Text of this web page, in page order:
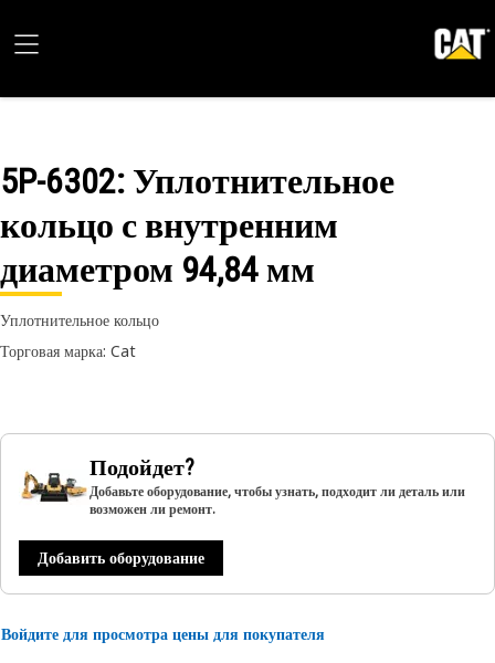
5P-6302: Уплотнительное
кольцо с внутренним
диаметром 94,84 мм
Уплотнительное кольцо
Торговая марка: Cat
Подойдет?
Добавьте оборудование, чтобы узнать, подходит ли деталь или
возможен ли ремонт.
Добавить оборудование
Войдите для просмотра цены для покупателя